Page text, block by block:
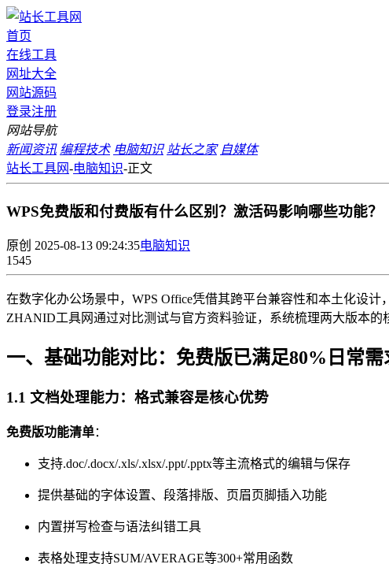
首页
在线工具
网址大全
网站源码
登录注册
网站导航
新闻资讯 编程技术 电脑知识 站长之家 自媒体
站长工具网-电脑知识-正文
WPS免费版和付费版有什么区别？激活码影响哪些功能？
原创 2025-08-13 09:24:35电脑知识
1545
在数字化办公场景中，WPS Office凭借其跨平台兼容性和本土化设
ZHANID工具网通过对比测试与官方资料验证，系统梳理两大版本
一、基础功能对比：免费版已满足80%日常需
1.1 文档处理能力：格式兼容是核心优势
免费版功能清单：
支持.doc/.docx/.xls/.xlsx/.ppt/.pptx等主流格式的编辑与保存
提供基础的字体设置、段落排版、页眉页脚插入功能
内置拼写检查与语法纠错工具
表格处理支持SUM/AVERAGE等300+常用函数